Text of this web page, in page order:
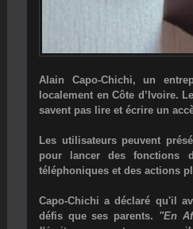
Alain Capo-Chichi, un
localement en Côte d’Ivoire.
savent pas lire et écrire un
Les utilisateurs peuvent
pour lancer des fonctions
téléphoniques et des actions
Capo-Chichi a déclaré qu'il
défis que ses parents. "En